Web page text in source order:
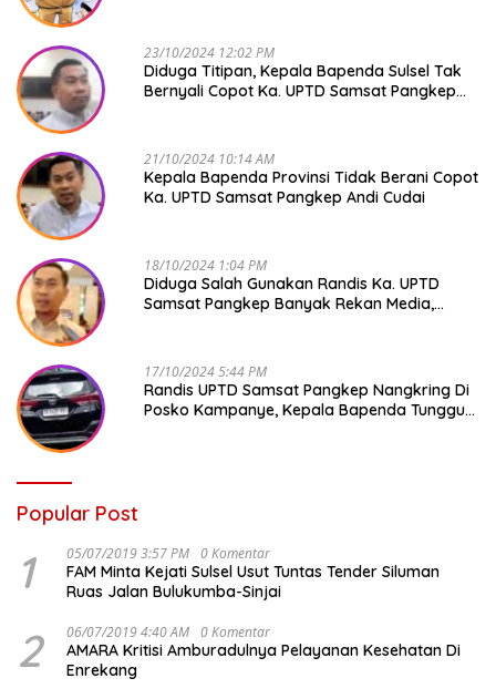
23/10/2024 12:02 PM
Diduga Titipan, Kepala Bapenda Sulsel Tak
Bernyali Copot Ka. UPTD Samsat Pangkep
21/10/2024 10:14 AM
Kepala Bapenda Provinsi Tidak Berani Copot
Ka. UPTD Samsat Pangkep Andi Cudai
18/10/2024 1:04 PM
Diduga Salah Gunakan Randis Ka. UPTD
Samsat Pangkep Banyak Rekan Media,
17/10/2024 5:44 PM
Randis UPTD Samsat Pangkep Nangkring Di
Posko Kampanye, Kepala Bapenda Tunggu
Popular Post
1 05/07/2019 3:57 PM 0 Komentar
FAM Minta Kejati Sulsel Usut Tuntas Tender Siluman
Ruas Jalan Bulukumba-Sinjai
2 06/07/2019 4:40 AM 0 Komentar
AMARA Kritisi Amburadulnya Pelayanan Kesehatan Di
Enrekang